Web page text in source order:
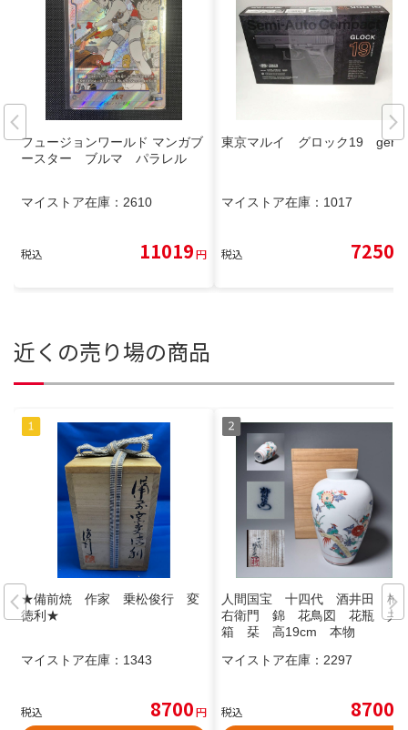
フュージョンワールド マンガブ
ースター ブルマ パラレル
マイストア在庫： 2610
税込 11019円
東京マルイ グロック19 gen3
マイストア在庫： 1017
税込 7250
近くの売り場の商品
★備前焼 作家 乗松俊行 変
徳利★
マイストア在庫： 1343
税込 8700円
人間国宝 十四代 酒井田 柿
右衛門 錦 花鳥図 花瓶 共
箱 栞 高19cm 本物
マイストア在庫： 2297
税込 8700